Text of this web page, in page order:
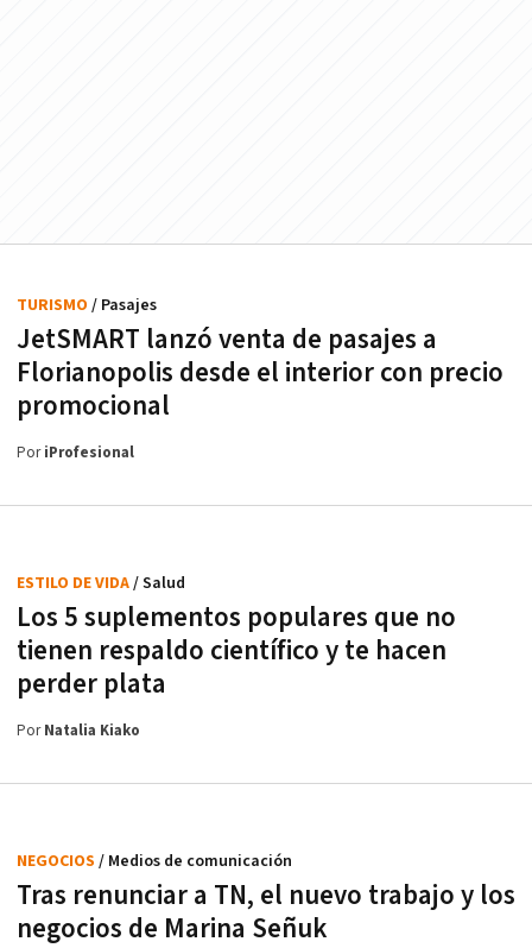
JetSMART lanzó venta de pasajes a
Florianopolis desde el interior con precio
promocional
TURISMO / Pasajes
PoriProfesional
Los 5 suplementos populares que no
tienen respaldo científico y te hacen
perder plata
ESTILO DE VIDA/ Salud
PorNatalia Kiako
Tras renunciar a TN, el nuevo trabajo y los
negocios de Marina Señuk
NEGOCIOS / Medios de comunicación